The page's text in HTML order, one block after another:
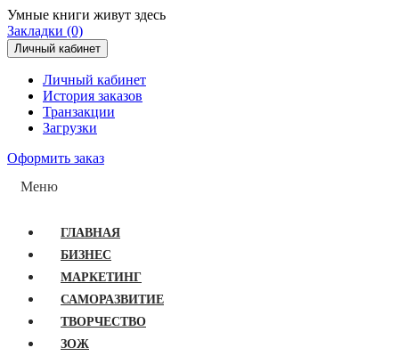
Умные книги живут здесь
Закладки (0)
Личный кабинет
Личный кабинет
История заказов
Транзакции
Загрузки
Оформить заказ
Меню
ГЛАВНАЯ
БИЗНЕС
МАРКЕТИНГ
САМОРАЗВИТИЕ
ТВОРЧЕСТВО
ЗОЖ